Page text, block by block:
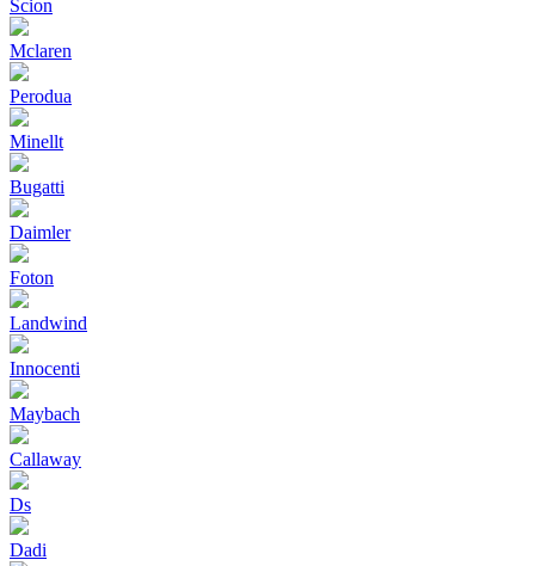
Scion
Mclaren
Perodua
Minellt
Bugatti
Daimler
Foton
Landwind
Innocenti
Maybach
Callaway
Ds
Dadi